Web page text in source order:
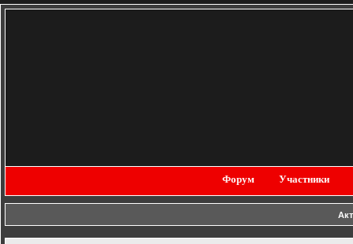
Форум Участники